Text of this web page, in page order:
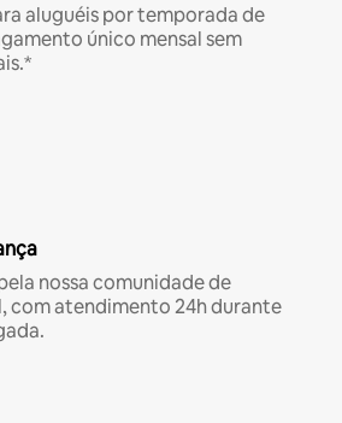
aluguéis por temporada de
único mensal sem
nossa comunidade de
com atendimento 24h durante